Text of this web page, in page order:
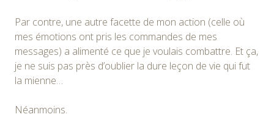
Par contre, une autre facette de mon action (celle où
mes émotions ont pris les commandes de mes
messages) a alimenté ce que je voulais combattre. Et ça,
je ne suis pas près d’oublier la dure leçon de vie qui fut
la mienne…
Néanmoins.